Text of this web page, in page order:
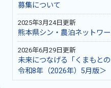
募集について
2025年3月24日更新
熊本県シン・農泊ネットワ
2026年6月29日更新
未来につなげる「くまもと
令和8年（2026年）5月版＞